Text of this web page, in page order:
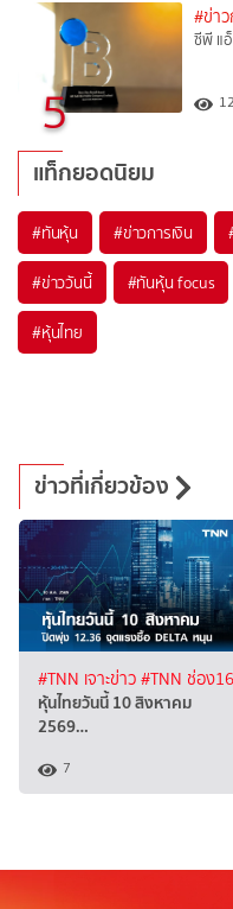
5
#ข่า
ซีพี แ
12
แท็กยอดนิยม
#ทันหุ้น #ข่าวการเงิน
#ข่าววันนี้ #ทันหุ้น focus
#หุ้นไทย
ข่าวที่เกี่ยวข้อง
#TNN เจาะข่าว#TNN ช่อง16
หุ้นไทยวันนี้ 10 สิงหาคม
2569…
7